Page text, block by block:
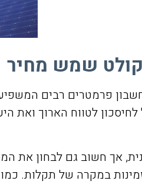
קולט שמש מחיר
פרמטרים רבים
לטווח הארוך ואת
אך חשוב גם לבחון את
במקרה של תקלות.